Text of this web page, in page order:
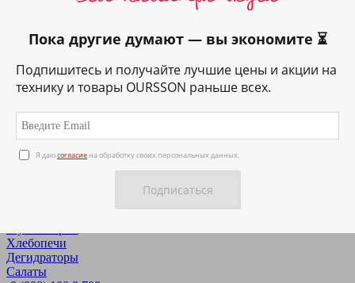
Домашнее питание
Бактериальные закваски
Компания
Правила продажи
Контакты
Лицензии
Контакты
Хлебопечи
Дегидраторы
Салаты
Пока другие думают — вы экономите ⏳
Подпишитесь и получайте лучшие цены и акции на
технику и товары OURSSON раньше всех.
Я даюсогласие на обработку своих персональных данных.